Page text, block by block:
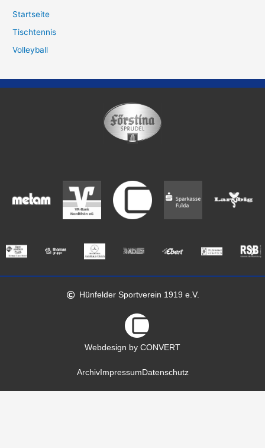
Startseite
Tischtennis
Volleyball
Hünfelder Sportverein 1919 e.V.
Webdesign by CONVERT
ArchivImpressumDatenschutz